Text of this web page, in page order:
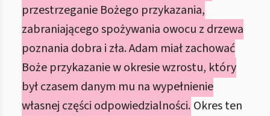
przestrzeganie Bożego przykazania,
zabraniającego spożywania owocu z drzewa
poznania dobra i zła. Adam miał zachować
Boże przykazanie w okresie wzrostu, który
był czasem danym mu na wypełnienie
własnej części odpowiedzialności. Okres ten